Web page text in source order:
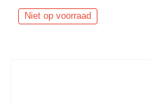
Niet op voorraad